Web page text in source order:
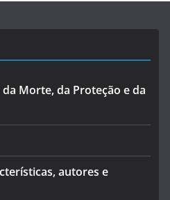
Morte, da Proteção e da
autores e